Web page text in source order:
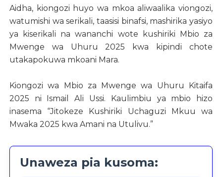
Aidha, kiongozi huyo wa mkoa aliwaalika viongozi,
watumishi wa serikali, taasisi binafsi, mashirika yasiyo
ya kiserikali na wananchi wote kushiriki Mbio za
Mwenge wa Uhuru 2025 kwa kipindi chote
utakapokuwa mkoani Mara.
Kiongozi wa Mbio za Mwenge wa Uhuru Kitaifa
2025 ni Ismail Ali Ussi. Kaulimbiu ya mbio hizo
inasema “Jitokeze Kushiriki Uchaguzi Mkuu wa
Mwaka 2025 kwa Amani na Utulivu.”
Unaweza pia kusoma: